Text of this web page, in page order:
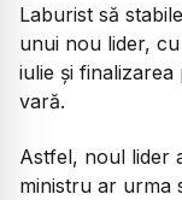
Laburist să
unui nou lider,
iulie și
vară.
Astfel, noul lider
ministru ar urma